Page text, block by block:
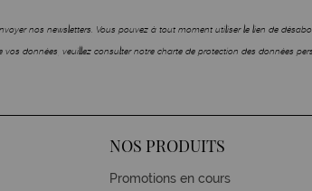
nos newsletters. Vous pouvez à tout moment utiliser le lien de
données, veuillez consulter notre charte de protection des données
NOS PRODUITS
Promotions en cours